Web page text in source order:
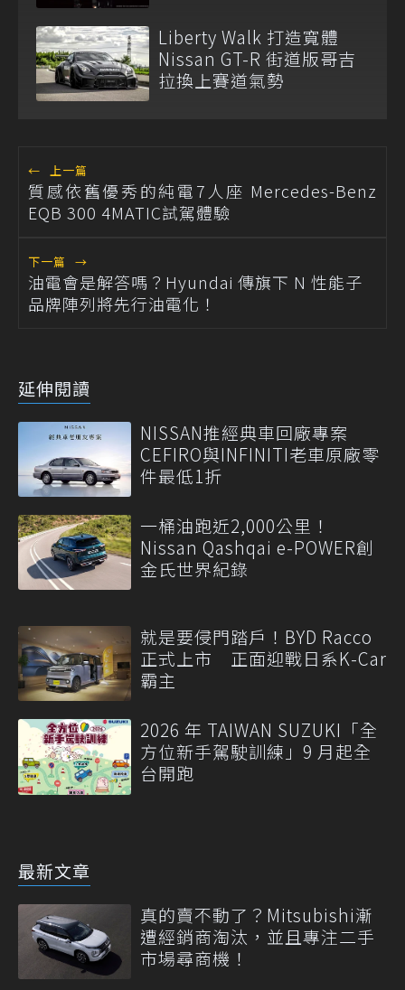
Liberty Walk 打造寬體
Nissan GT-R 街道版哥吉
拉換上賽道氣勢
← 上一篇
質感依舊優秀的純電7人座 Mercedes-Benz
EQB 300 4MATIC試駕體驗
下一篇 →
油電會是解答嗎？Hyundai 傳旗下 N 性能子
品牌陣列將先行油電化！
延伸閱讀
NISSAN推經典車回廠專案
CEFIRO與INFINITI老車原廠零
件最低1折
一桶油跑近2,000公里！
Nissan Qashqai e-POWER創
金氏世界紀錄
就是要侵門踏戶！BYD Racco
正式上市 正面迎戰日系K-Car
霸主
2026 年 TAIWAN SUZUKI「全
方位新手駕駛訓練」9 月起全
台開跑
最新文章
真的賣不動了？Mitsubishi漸
遭經銷商淘汰，並且專注二手
市場尋商機！